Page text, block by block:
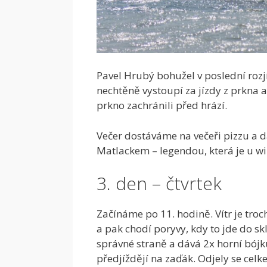
Pavel Hrubý bohužel v poslední
nechtěně vystoupí za jízdy z prkna
prkno zachránili před hrází.
Večer dostáváme na večeři pizzu a
Matlackem – legendou, která je u
3. den – čtvrtek
Začínáme po 11. hodině. Vítr je
a pak chodí poryvy, kdy to jde do
správné straně a dává 2x horní
předjíždějí na zaďák. Odjely se